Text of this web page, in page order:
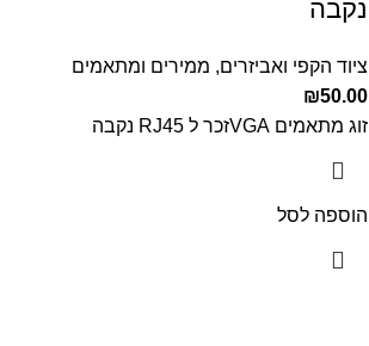
נקבה
ציוד הקפי ואביזרים, ממירים ומתאמים
₪50.00
זוג מתאמים VGAזכר ל RJ45 נקבה
הוספה לסל